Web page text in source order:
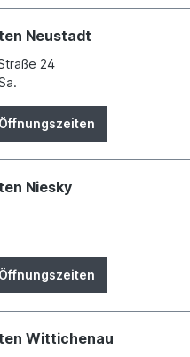
Betreten d.
Neustadt
24
Öffnungszeiten
Niesky
Öffnungszeiten
Wittichenau